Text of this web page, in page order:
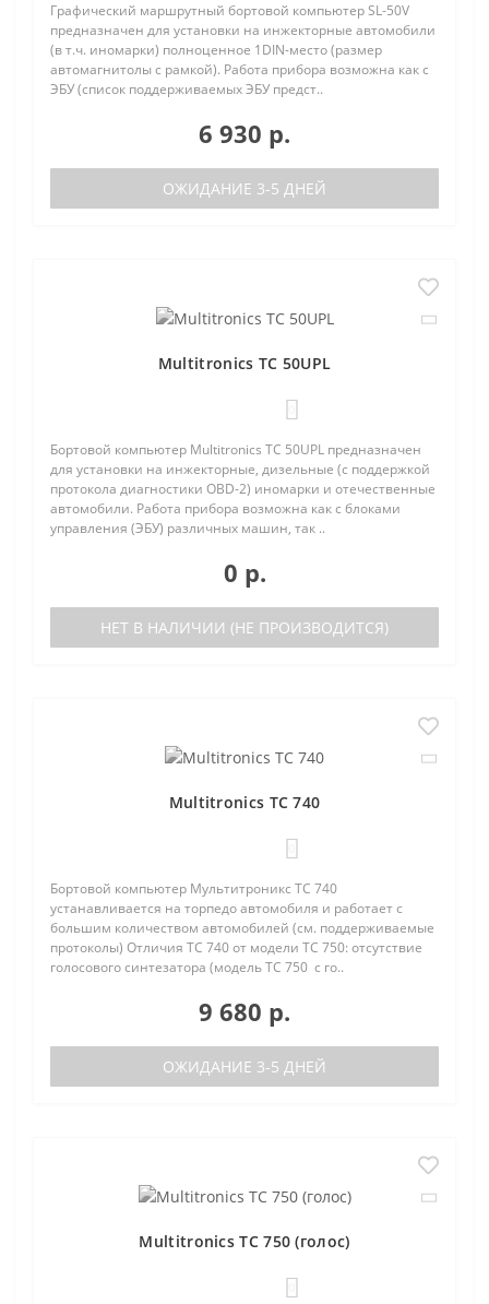
Графический маршрутный бортовой компьютер SL-50V
предназначен для установки на инжекторные автомобили
(в т.ч. иномарки) полноценное 1DIN-место (размер
автомагнитолы с рамкой). Работа прибора возможна как с
ЭБУ (список поддерживаемых ЭБУ предст..
6 930 р.
ОЖИДАНИЕ 3-5 ДНЕЙ
Multitronics TC 50UPL
Бортовой компьютер Multitronics TC 50UPL предназначен
для установки на инжекторные, дизельные (с поддержкой
протокола диагностики OBD-2) иномарки и отечественные
автомобили. Работа прибора возможна как с блоками
управления (ЭБУ) различных машин, так ..
0 р.
НЕТ В НАЛИЧИИ (НЕ ПРОИЗВОДИТСЯ)
Multitronics TC 740
Бортовой компьютер Мультитроникс TC 740
устанавливается на торпедо автомобиля и работает с
большим количеством автомобилей (см. поддерживаемые
протоколы) Отличия TC 740 от модели TC 750: отсутствие
голосового синтезатора (модель TC 750 с го..
9 680 р.
ОЖИДАНИЕ 3-5 ДНЕЙ
Multitronics TC 750 (голос)